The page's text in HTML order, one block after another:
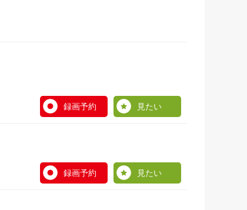
録画予約 見たい
録画予約 見たい